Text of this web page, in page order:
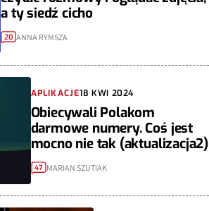
a ty siedź cicho
20 ANNA RYMSZA
APLIKACJE18 KWI 2024
Obiecywali Polakom
darmowe numery. Coś jest
mocno nie tak (aktualizacja2)
47 MARIAN SZUTIAK